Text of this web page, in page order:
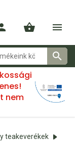
nem
teakeverékek